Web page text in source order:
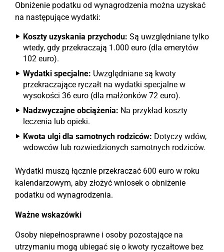
Obniżenie podatku od wynagrodzenia można uzyskać
na następujące wydatki:
Koszty uzyskania przychodu: Są uwzględniane tylko
wtedy, gdy przekraczają 1.000 euro (dla emerytów
102 euro).
Wydatki specjalne: Uwzględniane są kwoty
przekraczające ryczałt na wydatki specjalne w
wysokości 36 euro (dla małżonków 72 euro).
Nadzwyczajne obciążenia: Na przykład koszty
leczenia lub opieki.
Kwota ulgi dla samotnych rodziców: Dotyczy wdów,
wdowców lub rozwiedzionych samotnych rodziców.
Wydatki muszą łącznie przekraczać 600 euro w roku
kalendarzowym, aby złożyć wniosek o obniżenie
podatku od wynagrodzenia.
Ważne wskazówki
Osoby niepełnosprawne i osoby pozostające na
utrzymaniu mogą ubiegać się o kwoty ryczałtowe bez